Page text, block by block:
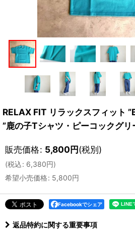
RELAX FIT リラックスフィット
”鹿の子Tシャツ・ピーコックグリ
販売価格: 5,800円(税別)
(税込: 6,380円)
希望小売価格: 5,800円
Facebookでシェア
返品特約に関する重要事項